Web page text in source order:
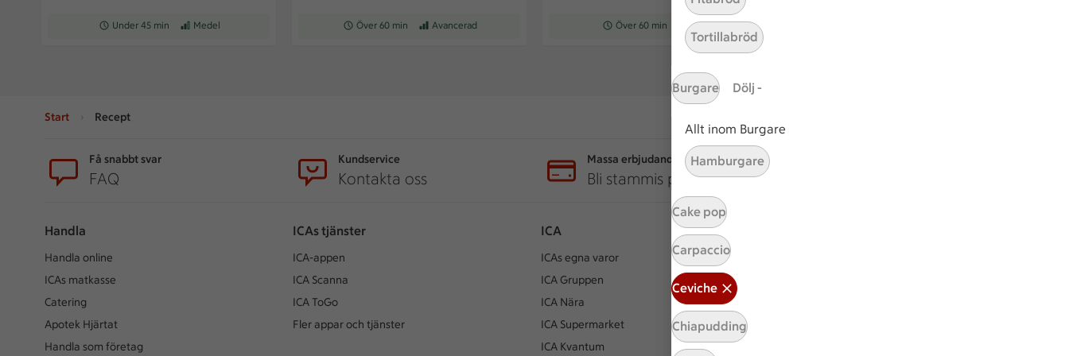
Tortillabröd
Burgare Dölj -
Allt inom Burgare
Hamburgare
Cake pop
Carpaccio
Ceviche
Chiapudding
Receptet tar Under 45 min att tillaga
Under 45 min Receptet har Medel svårighetsgrad
Medel Receptet tar Över 60 min att tillaga
Över 60 min Receptet har Avancerad svårighetsgrad
Avancerad Receptet tar Över 60 min att tillaga
Över 60 min Receptet har Medel svårighetsgrad
Medel
Start Recept
Få snabbt svar
FAQ
Kundservice
Kontakta oss
Massa erbjudanden
Bli stammis på ICA
Handla
Handla online
ICAs matkasse
Catering
Apotek Hjärtat
Handla som företag
ICAs tjänster
ICA-appen
ICA Scanna
ICA ToGo
Fler appar och tjänster
ICA
ICAs egna varor
ICA Gruppen
ICA Nära
ICA Supermarket
ICA Kvantum